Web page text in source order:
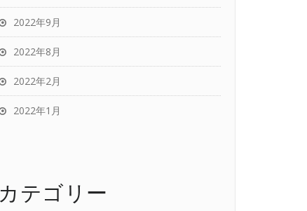
2022年9月
2022年8月
2022年2月
2022年1月
カテゴリー